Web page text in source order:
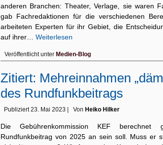
anderen Branchen: Theater, Verlage, sie waren
gab Fachredaktionen für die verschiedenen
arbeiteten Experten für ihr Gebiet, die
auf ihrer… Weiterlesen
Veröffentlicht unter Medien-Blog
Zitiert: Mehreinnahmen
des Rundfunkbeitrags
Publiziert 23. Mai 2023 Von Heiko Hilker
Die Gebührenkommission KEF
Rundfunkbeitrag von 2025 an sein soll. Muss er